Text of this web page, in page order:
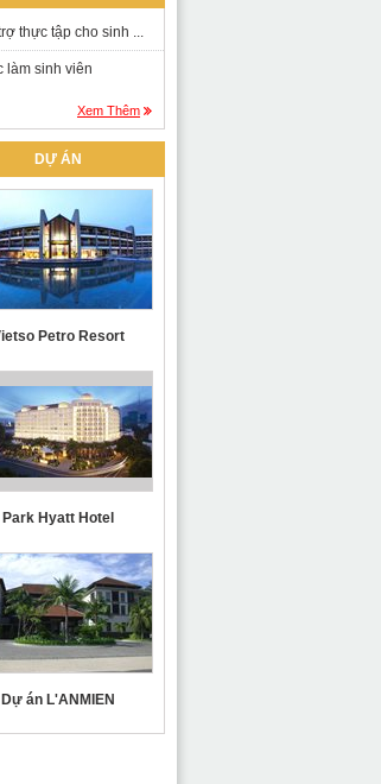
thực tập cho sinh ...
làm sinh viên
Xem Thêm
DỰ ÁN
Petro Resort
Park Hyatt Hotel
Dự án L'ANMIEN